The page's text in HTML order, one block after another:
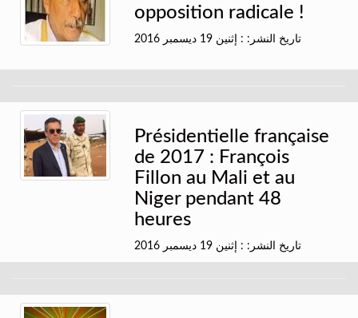
opposition radicale !
تاريخ النشر: : إثنين 19 ديسمبر 2016
Présidentielle française
de 2017 : François
Fillon au Mali et au
Niger pendant 48
heures
تاريخ النشر: : إثنين 19 ديسمبر 2016